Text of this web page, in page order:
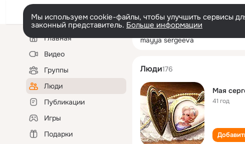
Мы используем cookie-файлы, чтобы улучшить сервисы
законный представитель. Больше информации
Левая
колонкаГлавная
Видео
Группы
Люди
Публикации
Игры
Подарки
mayya sergeeva
Люди176
Мая
41 год